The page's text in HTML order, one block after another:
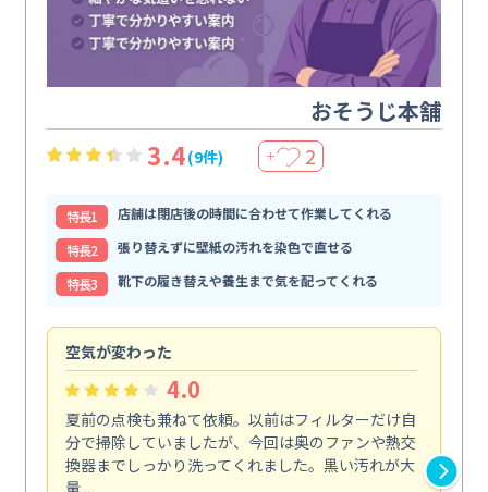
おそうじ本舗
3.4(9件) ＋ 2
特⻑1
店舗は閉店後の時間に合わせて作業してくれる
特⻑2
張り替えずに壁紙の汚れを染色で直せる
特⻑3
靴下の履き替えや養生まで気を配ってくれる
空気が変わった
4.0
夏前の点検も兼ねて依頼。以前はフィルターだけ自
分で掃除していましたが、今回は奥のファンや熱交
換器までしっかり洗ってくれました。黒い汚れが大